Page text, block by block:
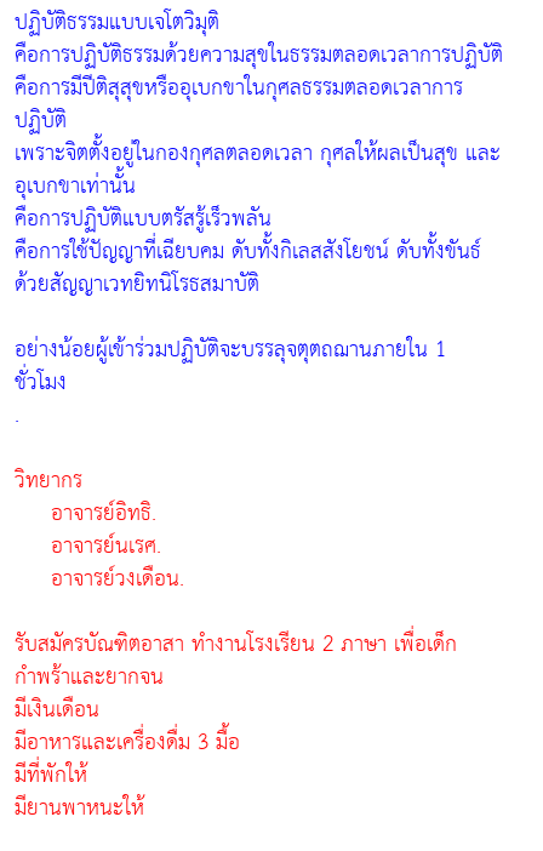
ปฏิบัติธรรมแบบเจโตวิมุติ
คือการปฏิบัติธรรมด้วยความสุขในธรรมตลอดเวลาการปฏิบัติ
คือการมีปีติสุสุขหรืออุเบกขาในกุศลธรรมตลอดเวลาการ
ปฏิบัติ
เพราะจิตตั้งอยู่ในกองกุศลตลอดเวลา กุศลให้ผลเป็นสุข และ
อุเบกขาเท่านั้น
คือการปฏิบัติแบบตรัสรู้เร็วพลัน
คือการใช้ปัญญาที่เฉียบคม ดับทั้งกิเลสสังโยชน์ ดับทั้งขันธ์
ด้วยสัญญาเวทยิทนิโรธสมาบัติ
อย่างน้อยผู้เข้าร่วมปฏิบัติจะบรรลุจตุตถฌานภายใน 1
ชั่วโมง
.
วิทยากร
อาจารย์อิทธิ.
อาจารย์นเรศ.
อาจารย์วงเดือน.
รับสมัครบัณฑิตอาสา ทำงานโรงเรียน 2 ภาษา เพื่อเด็ก
กำพร้าและยากจน
มีเงินเดือน
มีอาหารและเครื่องดื่ม 3 มื้อ
มีที่พักให้
มียานพาหนะให้